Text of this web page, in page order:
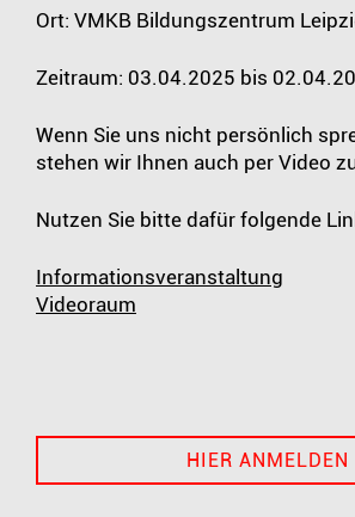
Ort: VMKB Bildungszentrum
Zeitraum: 03.04.2025 bis
Wenn Sie uns nicht persönlich
stehen wir Ihnen auch per Video
Nutzen Sie bitte dafür folgende
Informationsveranstaltung
Videoraum
HIER ANMELDEN